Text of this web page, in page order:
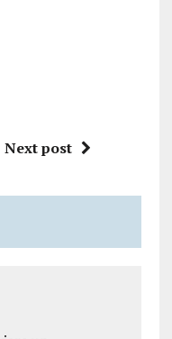
Next post